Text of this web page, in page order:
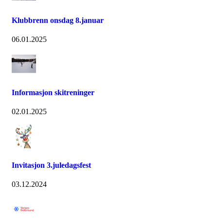
Klubbrenn onsdag 8.januar
06.01.2025
Informasjon skitreninger
02.01.2025
Invitasjon 3.juledagsfest
03.12.2024